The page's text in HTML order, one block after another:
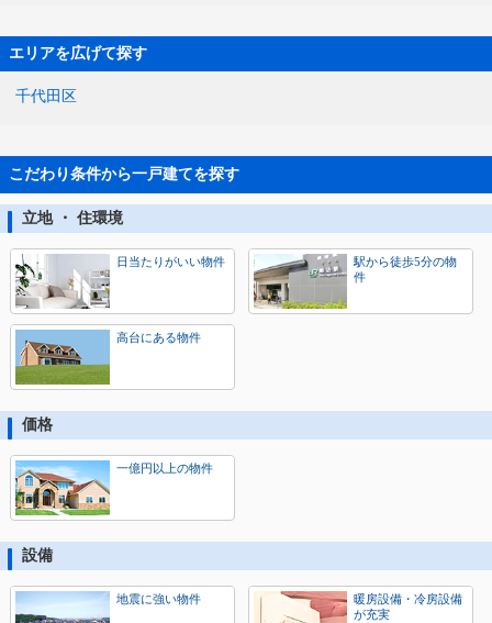
エリアを広げて探す
千代田区
こだわり条件から一戸建てを探す
立地 ・ 住環境
日当たりがいい物件
駅から徒歩5分の物
件
高台にある物件
価格
一億円以上の物件
設備
地震に強い物件
暖房設備・冷房設備
が充実